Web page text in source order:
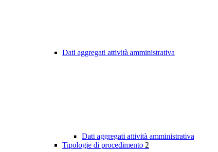
Dati aggregati attività amministrativa
Dati aggregati attività amministrativa
Tipologie di procedimento 2